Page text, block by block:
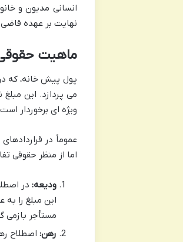
انسانی مدیون و
نهایت بر عهده
ماهیت
پول پیش خانه، که
می پردازد. این
ویژه ای برخوردار
عموماً در
اما از منظر حقوقی
ودیعه: در
این مبلغ را
مستأجر بازمی
رهن: اصطلاح